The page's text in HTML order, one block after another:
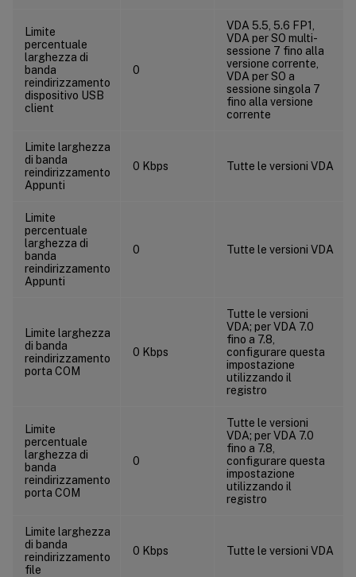
Limite
percentuale
larghezza di
banda
reindirizzamento
dispositivo USB
client
0
VDA 5.5, 5.6 FP1,
VDA per SO multi-
sessione 7 fino alla
versione corrente,
VDA per SO a
sessione singola 7
fino alla versione
corrente
Limite larghezza
di banda
reindirizzamento
Appunti
0 Kbps Tutte le versioni VDA
Limite
percentuale
larghezza di
banda
reindirizzamento
Appunti
0 Tutte le versioni VDA
Limite larghezza
di banda
reindirizzamento
porta COM
0 Kbps
Tutte le versioni
VDA; per VDA 7.0
fino a 7.8,
configurare questa
impostazione
utilizzando il
registro
Limite
percentuale
larghezza di
banda
reindirizzamento
porta COM
0
Tutte le versioni
VDA; per VDA 7.0
fino a 7.8,
configurare questa
impostazione
utilizzando il
registro
Limite larghezza
di banda
reindirizzamento
file
0 Kbps Tutte le versioni VDA